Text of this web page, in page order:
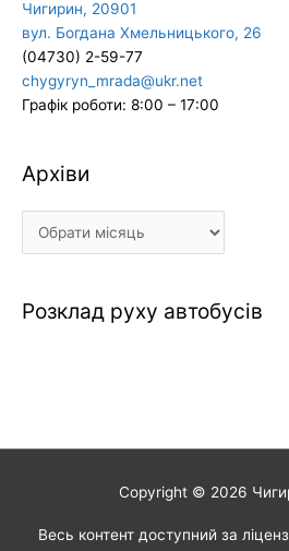
Чигирин, 20901
вул. Богдана Хмельницького, 26
(04730) 2-59-77
chygyryn_mrada@ukr.net
Графік роботи: 8:00 – 17:00
Архіви
Архіви
Розклад руху автобусів
Copyright © 2026
Весь контент доступний за